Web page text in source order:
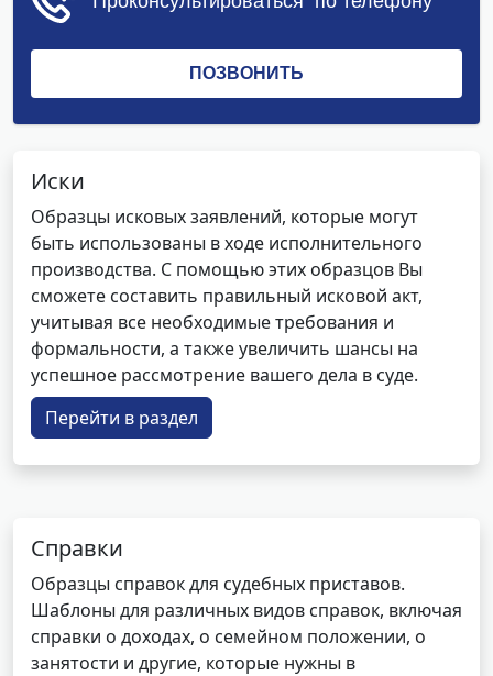
Иски
Образцы исковых заявлений, которые могут
быть использованы в ходе исполнительного
производства. С помощью этих образцов Вы
сможете составить правильный исковой акт,
учитывая все необходимые требования и
формальности, а также увеличить шансы на
успешное рассмотрение вашего дела в суде.
Перейти в раздел
Справки
Образцы справок для судебных приставов.
Шаблоны для различных видов справок, включая
справки о доходах, о семейном положении, о
занятости и другие, которые нужны в